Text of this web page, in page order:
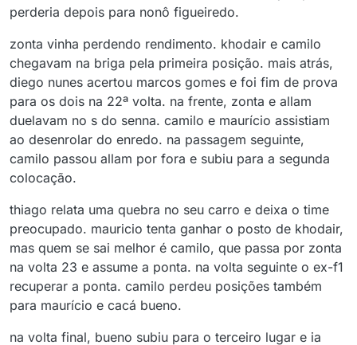
perderia depois para nonô figueiredo.
zonta vinha perdendo rendimento. khodair e camilo
chegavam na briga pela primeira posição. mais atrás,
diego nunes acertou marcos gomes e foi fim de prova
para os dois na 22ª volta. na frente, zonta e allam
duelavam no s do senna. camilo e maurício assistiam
ao desenrolar do enredo. na passagem seguinte,
camilo passou allam por fora e subiu para a segunda
colocação.
thiago relata uma quebra no seu carro e deixa o time
preocupado. mauricio tenta ganhar o posto de khodair,
mas quem se sai melhor é camilo, que passa por zonta
na volta 23 e assume a ponta. na volta seguinte o ex-f1
recuperar a ponta. camilo perdeu posições também
para maurício e cacá bueno.
na volta final, bueno subiu para o terceiro lugar e ia